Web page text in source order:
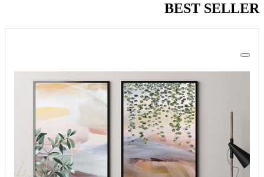
BEST SELLER